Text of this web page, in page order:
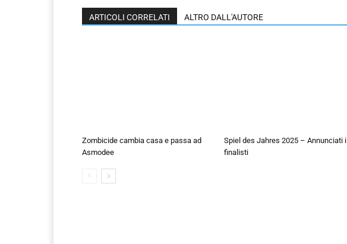
ARTICOLI CORRELATI ALTRO DALL'AUTORE
Zombicide cambia casa e passa ad
Asmodee
Spiel des Jahres 2025 – Annunciati i
finalisti